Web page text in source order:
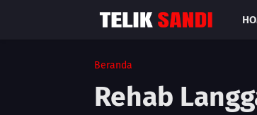
Beranda
Rehab